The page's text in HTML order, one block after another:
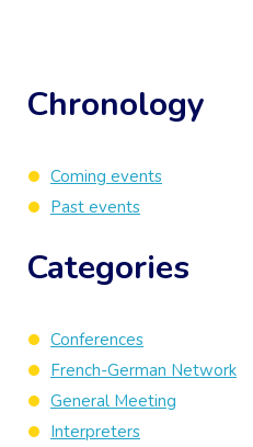
Chronology
Coming events
Past events
Categories
Conferences
French-German Network
General Meeting
Interpreters